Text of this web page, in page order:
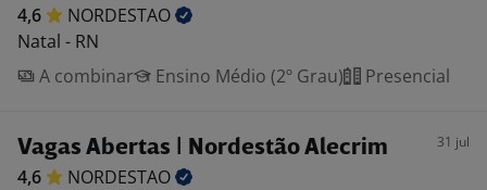
4,6
NORDESTAO
Natal - RN
A combinar
Ensino Médio (2º Grau) Presencial
Vagas Abertas | Nordestão Alecrim 31 jul
4,6
NORDESTAO